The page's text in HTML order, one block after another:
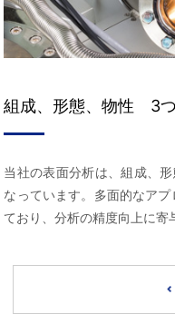
組成、形態、物性 3
当社の表面分析は、組成、
なっています。多面的なア
ており、分析の精度向上に寄